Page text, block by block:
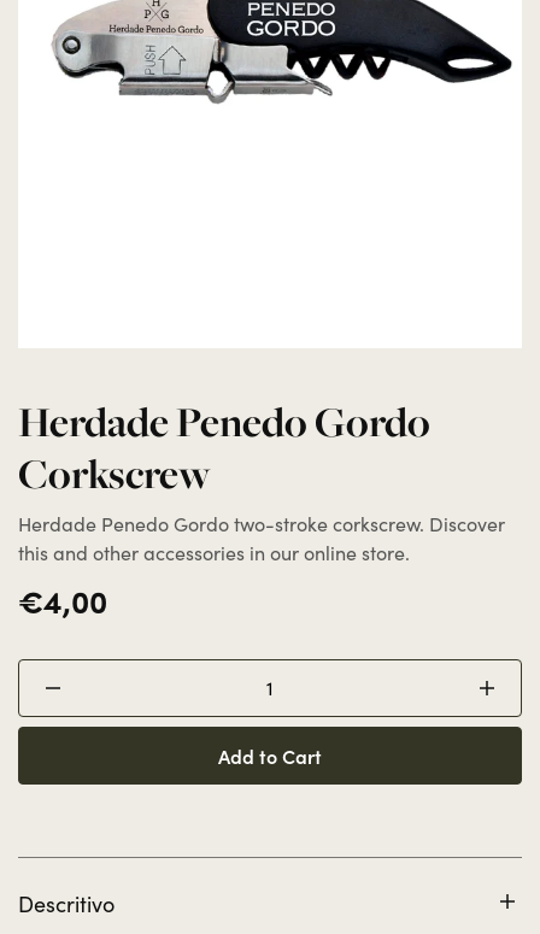
Herdade Penedo Gordo
Corkscrew
Herdade Penedo Gordo two-stroke corkscrew. Discover
this and other accessories in our online store.
€4,00
Add to Cart
Descritivo